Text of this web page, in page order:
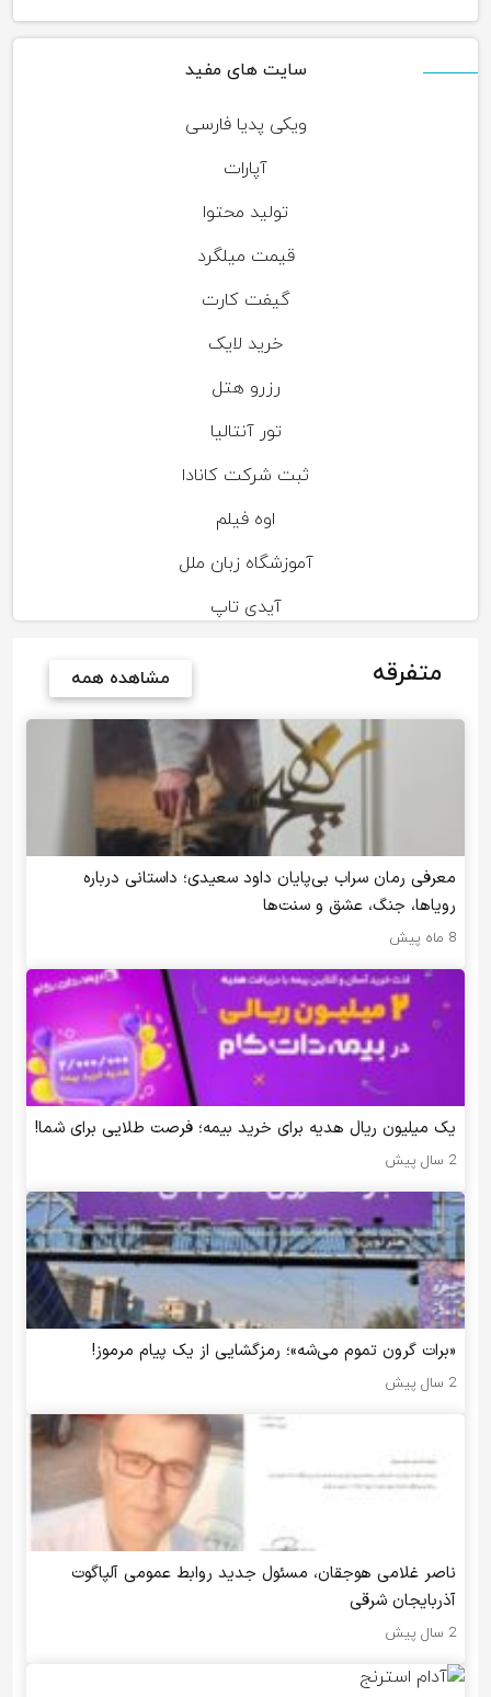
سایت های مفید
ویکی پدیا فارسی
آپارات
تولید محتوا
قیمت میلگرد
گیفت کارت
خرید لایک
رزرو هتل
تور آنتالیا
ثبت شرکت کانادا
اوه فیلم
آموزشگاه زبان ملل
آیدی تاپ
متفرقه مشاهده همه
معرفی رمان سراب بی‌پایان داود سعیدی؛ داستانی درباره
رویاها، جنگ، عشق و سنت‌ها
8 ماه پیش
یک میلیون ریال هدیه برای خرید بیمه؛ فرصت طلایی برای شما!
2 سال پیش
«برات گرون تموم می‌شه»؛ رمزگشایی از یک پیام مرموز!
2 سال پیش
ناصر غلامی هوجقان، مسئول جدید روابط عمومی آلپاگوت
آذربایجان شرقی
2 سال پیش